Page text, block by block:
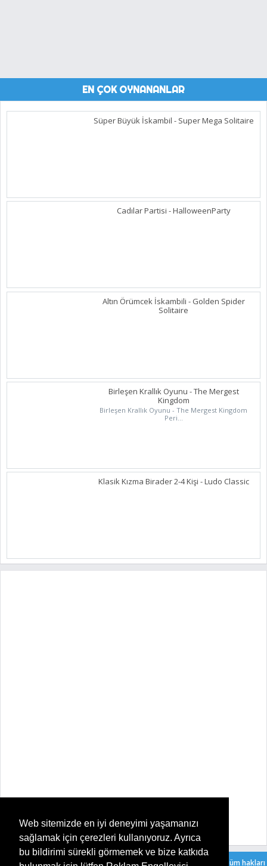
Web sitemizde en iyi deneyimi yaşamanızı
sağlamak için çerezleri kullanıyoruz. Ayrıca
bu bildirimi sürekli görmemek ve bize katkıda
EN ÇOK OYNANANLAR
Süper Büyük İskambil - Super Mega Solitaire
Cadılar Partisi - HalloweenParty
Altın Örümcek İskambili - Golden Spider
Solitaire
Birleşen Krallık Oyunu - The Mergest
Kingdom
Birleşen Krallık Oyunu - The Mergest Kingdom
Peri...
Klasik Kızma Birader 2-4 Kişi - Ludo Classic
Copyright ©2026 Şeker Oyun - Her Yaşa Uygun Ücretsiz Oyunlar . Tüm hakları